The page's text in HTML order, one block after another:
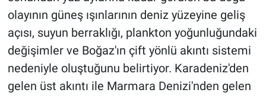
olayının güneş ışınlarının deniz yüzeyine geliş
açısı, suyun berraklığı, plankton yoğunluğundaki
değişimler ve Boğaz'ın çift yönlü akıntı sistemi
nedeniyle oluştuğunu belirtiyor. Karadeniz'den
gelen üst akıntı ile Marmara Denizi'nden gelen